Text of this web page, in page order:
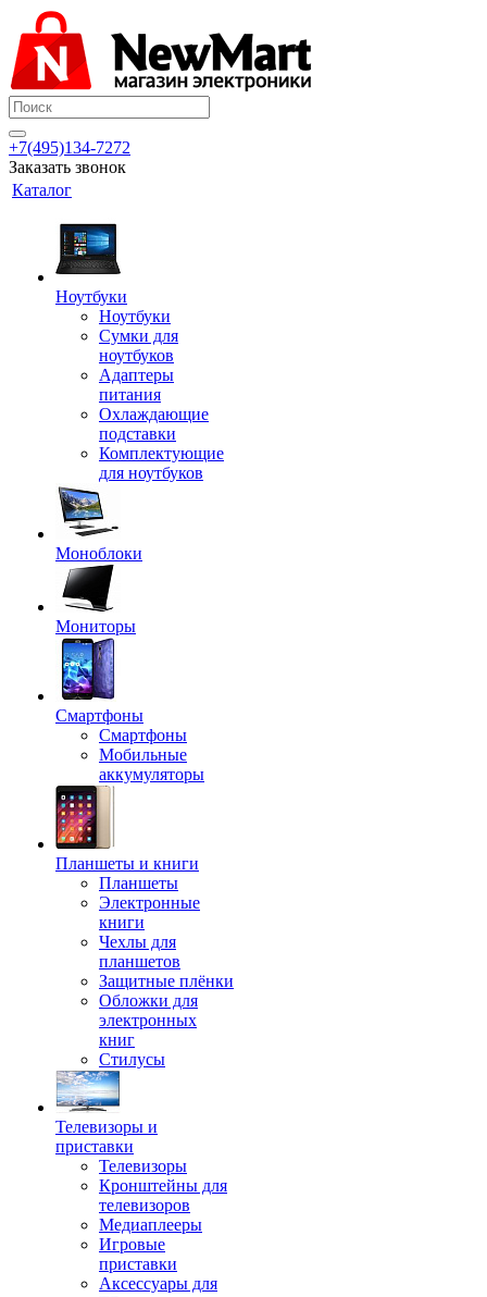
+7(495)134-7272
Заказать звонок
Каталог
Ноутбуки
Ноутбуки
Сумки для
ноутбуков
Адаптеры
питания
Охлаждающие
подставки
Комплектующие
для ноутбуков
Моноблоки
Мониторы
Смартфоны
Смартфоны
Мобильные
аккумуляторы
Планшеты и книги
Планшеты
Электронные
книги
Чехлы для
планшетов
Защитные плёнки
Обложки для
электронных
книг
Стилусы
Телевизоры и
приставки
Телевизоры
Кронштейны для
телевизоров
Медиаплееры
Игровые
приставки
Аксессуары для